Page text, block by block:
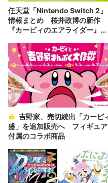
任天堂「Nintendo Switch 2」
情報まとめ ​桜井政博の新作
『カービィのエアライダー』発
盛」を追加販売へ フィギュア
付属のコラボ商品